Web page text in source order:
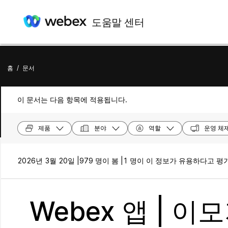
도움말 센터
홈 / 문서
이 문서는 다음 항목에 적용됩니다.
제품 분야 역할 운영 체
2026년 3월 20일 | 979 명이 봄 | 1 명이 이 정보가 유용하다고 평
Webex 앱 | 이